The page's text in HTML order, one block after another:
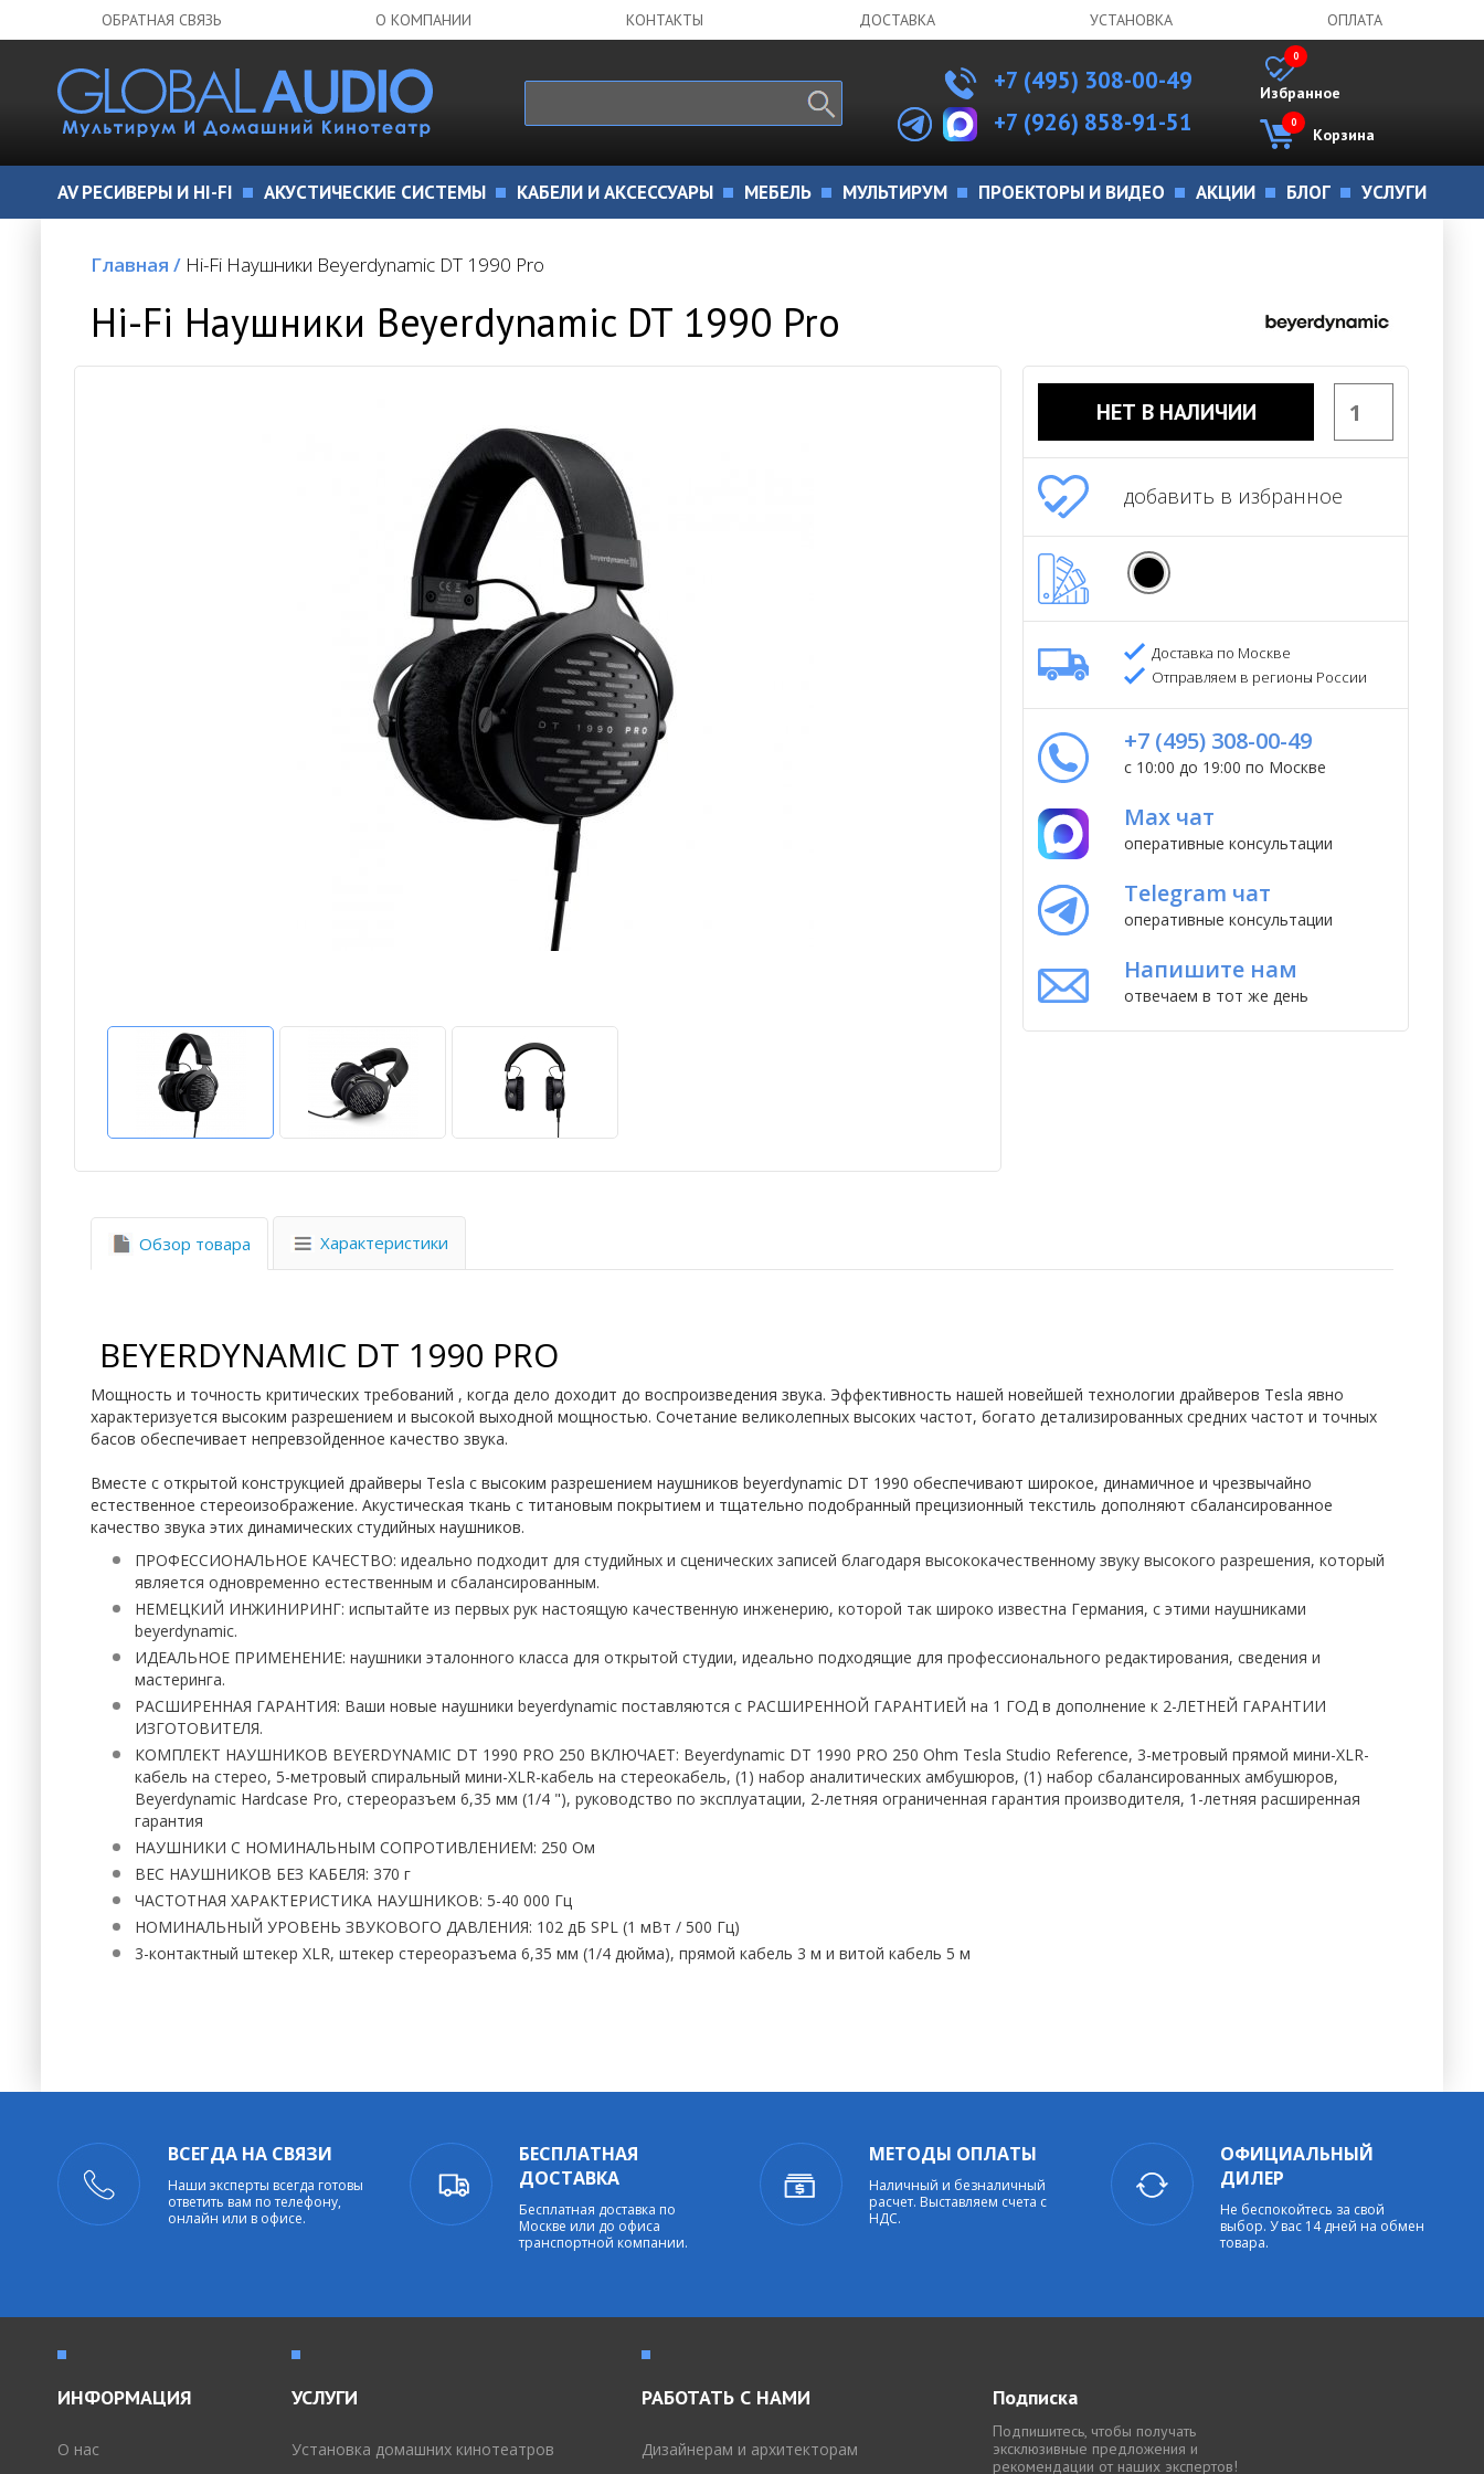
ОБРАТНАЯ СВЯЗЬ О КОМПАНИИ КОНТАКТЫ ДОСТАВКА УСТАНОВКА ОПЛАТА
+7 (495) 308-00-49
+7 (926) 858-91-51
Избранное
0
Корзина
0
AV РЕСИВЕРЫ И HI-FI АКУСТИЧЕСКИЕ СИСТЕМЫ КАБЕЛИ И АКСЕССУАРЫ МЕБЕЛЬ МУЛЬТИРУМ ПРОЕКТОРЫ И ВИДЕО АКЦИИ БЛОГ УСЛУГИ
Главная / Hi-Fi Наушники Beyerdynamic DT 1990 Pro
Hi-Fi Наушники Beyerdynamic DT 1990 Pro
НЕТ В НАЛИЧИИ
добавить в избранное
Доставка по Москве
Отправляем в регионы России
+7 (495) 308-00-49
с 10:00 до 19:00 по Москве
Max чат
оперативные консультации
Telegram чат
оперативные консультации
Напишите нам
отвечаем в тот же день
Обзор товара Характеристики
BEYERDYNAMIC DT 1990 PRO
Мощность и точность критических требований , когда дело доходит до воспроизведения звука. Эффективность нашей новейшей технологии драйверов Tesla явно
характеризуется высоким разрешением и высокой выходной мощностью. Сочетание великолепных высоких частот, богато детализированных средних частот и точных
басов обеспечивает непревзойденное качество звука.
Вместе с открытой конструкцией драйверы Tesla с высоким разрешением наушников beyerdynamic DT 1990 обеспечивают широкое, динамичное и чрезвычайно
естественное стереоизображение. Акустическая ткань с титановым покрытием и тщательно подобранный прецизионный текстиль дополняют сбалансированное
качество звука этих динамических студийных наушников.
ПРОФЕССИОНАЛЬНОЕ КАЧЕСТВО: идеально подходит для студийных и сценических записей благодаря высококачественному звуку высокого разрешения, который
является одновременно естественным и сбалансированным.
НЕМЕЦКИЙ ИНЖИНИРИНГ: испытайте из первых рук настоящую качественную инженерию, которой так широко известна Германия, с этими наушниками
beyerdynamic.
ИДЕАЛЬНОЕ ПРИМЕНЕНИЕ: наушники эталонного класса для открытой студии, идеально подходящие для профессионального редактирования, сведения и
мастеринга.
РАСШИРЕННАЯ ГАРАНТИЯ: Ваши новые наушники beyerdynamic поставляются с РАСШИРЕННОЙ ГАРАНТИЕЙ на 1 ГОД в дополнение к 2-ЛЕТНЕЙ ГАРАНТИИ
ИЗГОТОВИТЕЛЯ.
КОМПЛЕКТ НАУШНИКОВ BEYERDYNAMIC DT 1990 PRO 250 ВКЛЮЧАЕТ: Beyerdynamic DT 1990 PRO 250 Ohm Tesla Studio Reference, 3-метровый прямой мини-XLR-
кабель на стерео, 5-метровый спиральный мини-XLR-кабель на стереокабель, (1) набор аналитических амбушюров, (1) набор сбалансированных амбушюров,
Beyerdynamic Hardcase Pro, стереоразъем 6,35 мм (1/4 "), руководство по эксплуатации, 2-летняя ограниченная гарантия производителя, 1-летняя расширенная
гарантия
НАУШНИКИ С НОМИНАЛЬНЫМ СОПРОТИВЛЕНИЕМ: 250 Ом
ВЕС НАУШНИКОВ БЕЗ КАБЕЛЯ: 370 г
ЧАСТОТНАЯ ХАРАКТЕРИСТИКА НАУШНИКОВ: 5-40 000 Гц
НОМИНАЛЬНЫЙ УРОВЕНЬ ЗВУКОВОГО ДАВЛЕНИЯ: 102 дБ SPL (1 мВт / 500 Гц)
3-контактный штекер XLR, штекер стереоразъема 6,35 мм (1/4 дюйма), прямой кабель 3 м и витой кабель 5 м
ВСЕГДА НА СВЯЗИ
Наши эксперты всегда готовы
ответить вам по телефону,
онлайн или в офисе.
БЕСПЛАТНАЯ
ДОСТАВКА
Бесплатная доставка по
Москве или до офиса
транспортной компании.
МЕТОДЫ ОПЛАТЫ
Наличный и безналичный
расчет. Выставляем счета с
НДС.
ОФИЦИАЛЬНЫЙ
ДИЛЕР
Не беспокойтесь за свой
выбор. У вас 14 дней на обмен
товара.
ИНФОРМАЦИЯ
O нас
УСЛУГИ
Установка домашних кинотеатров
РАБОТАТЬ С НАМИ
Дизайнерам и архитекторам
Подписка
Подпишитесь, чтобы получать
эксклюзивные предложения и
рекомендации от наших экспертов!